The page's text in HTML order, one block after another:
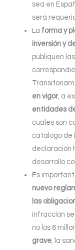
sea en
será
La forma y
inversión y
publiquen las
en vigor, a
entidades
cuales son
catálogo de
declaración
desarrollo
Es
nuevo
las
infracción
no los 6
grave, la